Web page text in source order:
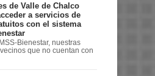
de Valle de Chalco
a servicios de
con el sistema
Bienestar, nuestras
que no cuentan con